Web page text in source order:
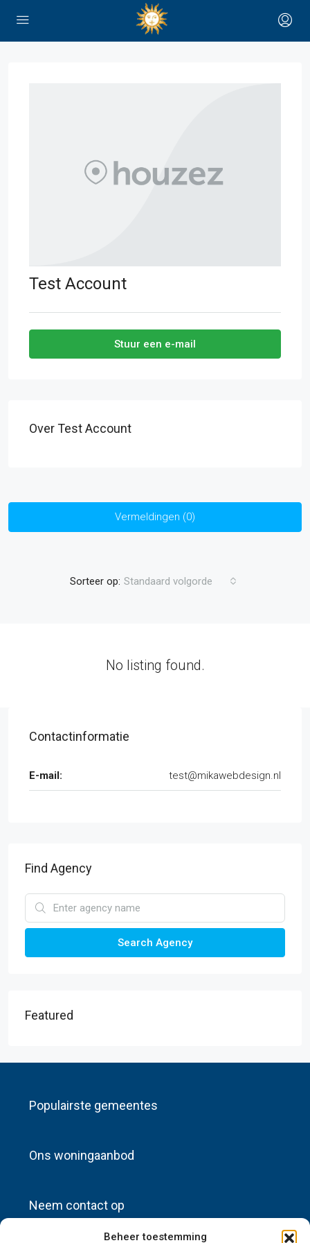
Beheer toestemming
Test Account
Stuur een e-mail
Over Test Account
Vermeldingen (0)
Sorteer op: Standaard volgorde
No listing found.
Contactinformatie
E-mail: test@mikawebdesign.nl
Find Agency
Search Agency
Featured
Populairste gemeentes
Ons woningaanbod
Neem contact op
info@sources-huisadvertenties.nl